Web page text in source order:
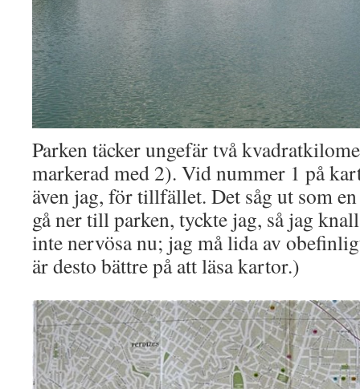
Parken täcker ungefär två
markerad med 2). Vid nummer 1 på
även jag, för tillfället. Det såg ut som
gå ner till parken, tyckte jag, så jag
inte nervösa nu; jag må lida av
är desto bättre på att läsa kartor.)